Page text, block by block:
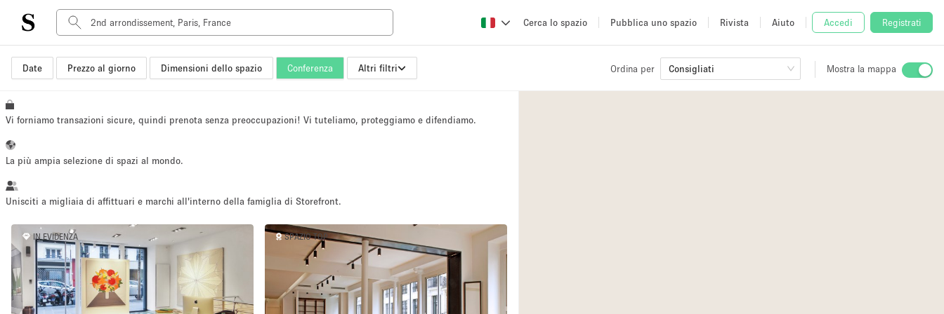
Cerca lo spazio Pubblica uno spazio Rivista Aiuto Accedi Registrati
Date Prezzo al giorno Dimensioni dello spazio Conferenza Altri filtri Ordina per Consigliati Mostra la mappa
Tipo di spazio Acquista Condividi
Boutique/negozio
Sala conferenze
Salone
Spazio hall
Vi forniamo transazioni sicure, quindi prenota senza preoccupazioni! Vi tuteliamo, proteggiamo e difendiamo.
La più ampia selezione di spazi al mondo.
Unisciti a migliaia di affittuari e marchi all'interno della famiglia di Storefront.
IN EVIDENZA SPAZIO TOP